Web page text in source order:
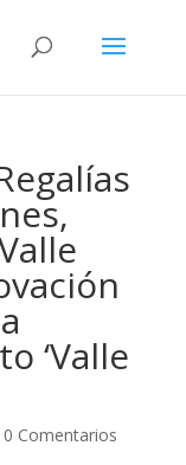
‘Valle
0 Comentarios